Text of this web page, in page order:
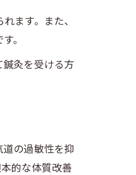
ます。また、
。
灸を受ける方
の過敏性を抑
的な体質改善